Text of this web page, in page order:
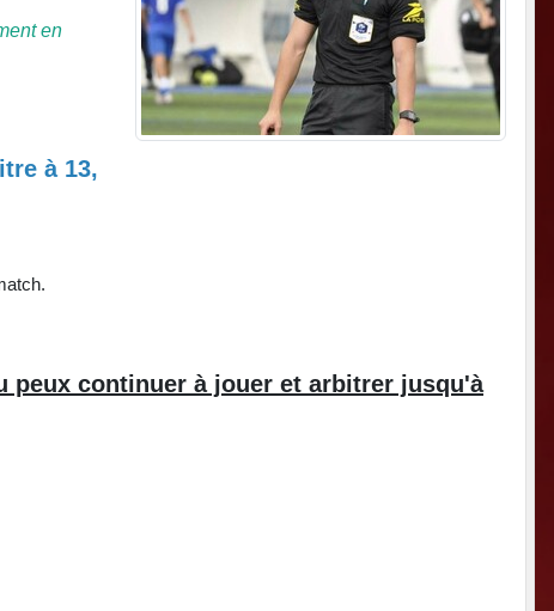
en
à 13,
peux continuer à jouer et arbitrer jusqu'à